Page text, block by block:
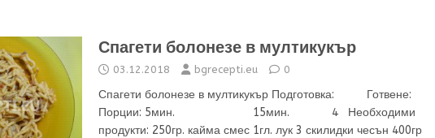
Спагети болонезе в мултикукър
03.12.2018 bgrecepti.eu 0
Спагети болонезе в мултикукър Подготовка: Готвене:
Порции: 5мин. 15мин. 4 Необходими
продукти: 250гр. кайма смес 1гл. лук 3 скилидки чесън 400гр